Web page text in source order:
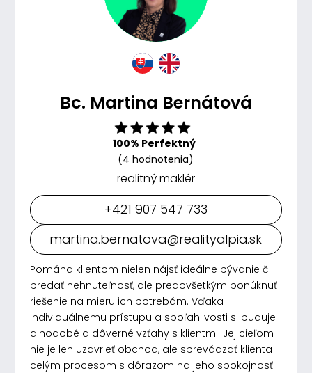
Bc. Martina Bernátová
100% Perfektný
(4 hodnotenia)
realitný maklér
+421 907 547 733
martina.bernatova@realityalpia.sk
Pomáha klientom nielen nájsť ideálne bývanie či
predať nehnuteľnosť, ale predovšetkým ponúknuť
riešenie na mieru ich potrebám. Vďaka
individuálnemu prístupu a spoľahlivosti si buduje
dlhodobé a dôverné vzťahy s klientmi. Jej cieľom
nie je len uzavrieť obchod, ale sprevádzať klienta
celým procesom s dôrazom na jeho spokojnosť.